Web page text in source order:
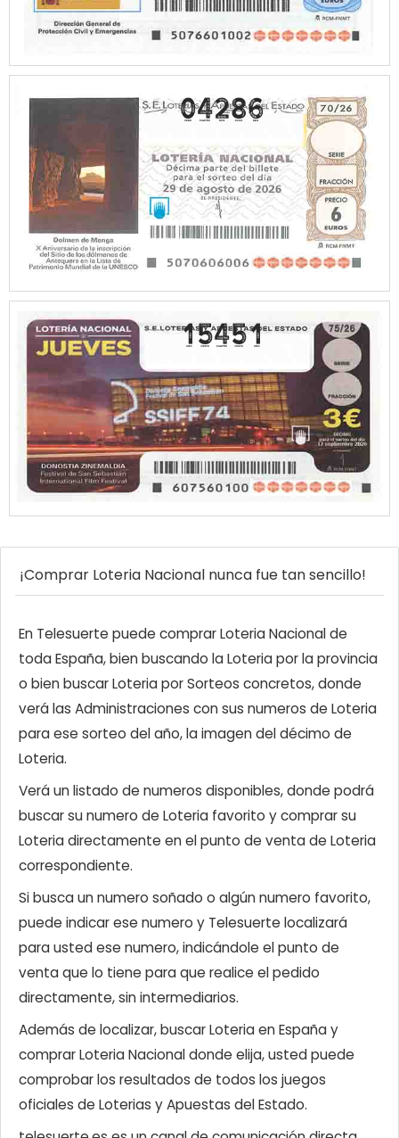
04286
15451
¡Comprar Loteria Nacional nunca fue tan sencillo!
En Telesuerte puede comprar Loteria Nacional de
toda España, bien buscando la Loteria por la provincia
o bien buscar Loteria por Sorteos concretos, donde
verá las Administraciones con sus numeros de Loteria
para ese sorteo del año, la imagen del décimo de
Loteria.
Verá un listado de numeros disponibles, donde podrá
buscar su numero de Loteria favorito y comprar su
Loteria directamente en el punto de venta de Loteria
correspondiente.
Si busca un numero soñado o algún numero favorito,
puede indicar ese numero y Telesuerte localizará
para usted ese numero, indicándole el punto de
venta que lo tiene para que realice el pedido
directamente, sin intermediarios.
Además de localizar, buscar Loteria en España y
comprar Loteria Nacional donde elija, usted puede
comprobar los resultados de todos los juegos
oficiales de Loterias y Apuestas del Estado.